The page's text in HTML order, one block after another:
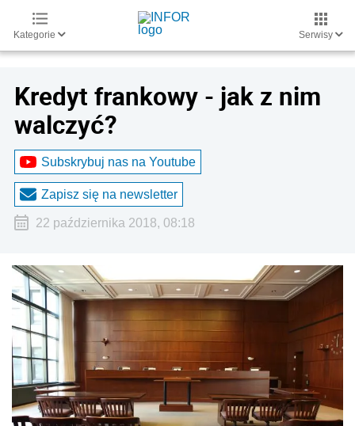
Kategorie Serwisy
Kredyt frankowy - jak z nim
walczyć?
Subskrybuj nas na Youtube
Zapisz się na newsletter
22 października 2018, 08:18